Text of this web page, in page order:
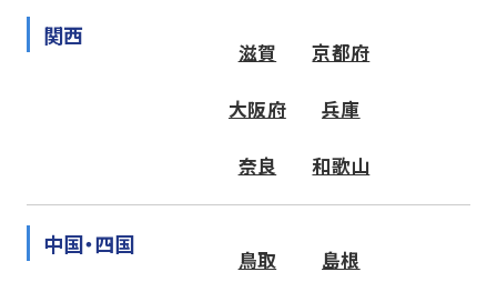
関西
滋賀 京都府
大阪府 兵庫
奈良 和歌山
中国・四国
鳥取 島根